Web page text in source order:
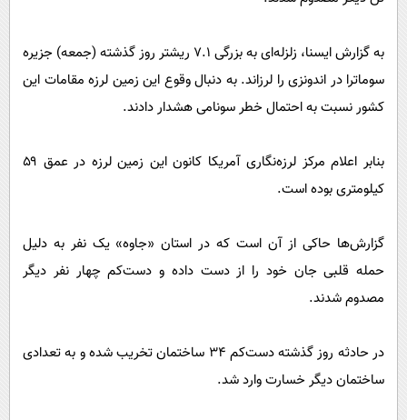
گوناگون
حوادث
بین الملل
اجتماعی
سیاست خارجی
آشپزی
دانلود
به گزارش ایسنا، زلزله‌ای به بزرگی ۷.۱ ریشتر روز گذشته (جمعه) جزیره
سوماترا در اندونزی را لرزاند. به دنبال وقوع این زمین لرزه مقامات این
کشور نسبت به احتمال خطر سونامی هشدار دادند.
بنابر اعلام مرکز لرزه‌نگاری آمریکا کانون این زمین لرزه در عمق ۵۹
کیلومتری بوده است.
گزارش‌ها حاکی از آن است که در استان «جاوه» یک نفر به دلیل
حمله قلبی جان خود را از دست داده و دست‌کم چهار نفر دیگر
مصدوم شدند.
در حادثه روز گذشته دست‌کم ۳۴ ساختمان تخریب شده و به تعدادی
ساختمان دیگر خسارت وارد شد.